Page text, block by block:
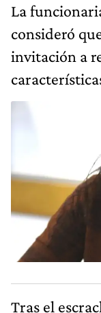
La
consideró
invitación a
Tras el